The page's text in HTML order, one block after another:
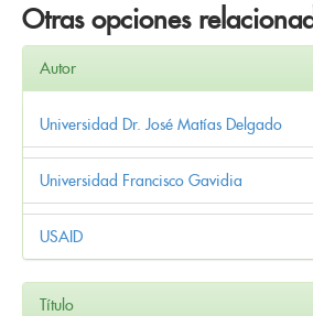
Otras opciones
Autor
Universidad Dr. José Matías Delgado
Universidad Francisco Gavidia
USAID
Título